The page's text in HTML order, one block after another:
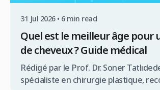
31 Jul 2026 • 6 min read
Quel est le meilleur âge pour
de cheveux ? Guide médical
Rédigé par le Prof. Dr. Soner
spécialiste en chirurgie plastique,